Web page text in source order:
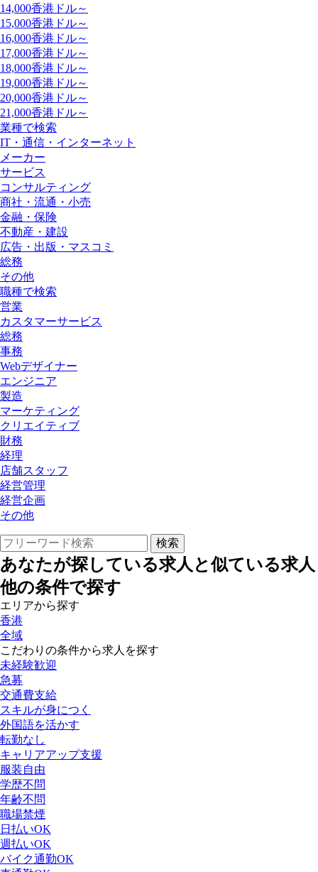
14,000香港ドル～
15,000香港ドル～
16,000香港ドル～
17,000香港ドル～
18,000香港ドル～
19,000香港ドル～
20,000香港ドル～
21,000香港ドル～
業種で検索
IT・通信・インターネット
メーカー
サービス
コンサルティング
商社・流通・小売
金融・保険
不動産・建設
広告・出版・マスコミ
総務
その他
職種で検索
営業
カスタマーサービス
総務
事務
Webデザイナー
エンジニア
製造
マーケティング
クリエイティブ
財務
経理
店舗スタッフ
経営管理
経営企画
その他
あなたが探している求人と似ている求人
他の条件で探す
エリアから探す
香港
全域
こだわりの条件から求人を探す
未経験歓迎
急募
交通費支給
スキルが身につく
外国語を活かす
転勤なし
キャリアアップ支援
服装自由
学歴不問
年齢不問
職場禁煙
日払いOK
週払いOK
バイク通勤OK